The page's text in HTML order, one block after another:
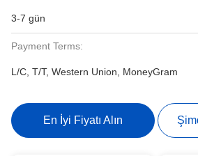
3-7 gün
Payment Terms:
L/C, T/T, Western Union, MoneyGram
En İyi Fiyatı Alın